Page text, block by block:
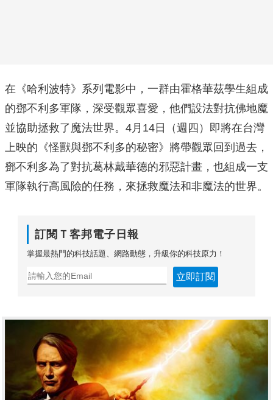
在《哈利波特》系列電影中， 一群由霍格華茲學生組成
的鄧不利多軍隊，深受觀眾喜愛， 他們設法對抗佛地魔
並協助拯救了魔法世界。4月14日（週四） 即將在台灣
上映的《怪獸與鄧不利多的秘密》將帶觀眾回到過去，
鄧不利多為了對抗葛林戴華德的邪惡計畫， 也組成一支
軍隊執行高風險的任務，來拯救魔法和非魔法的世界。
訂閱Ｔ客邦電子日報
掌握最熱門的科技話題、網路動態，升級你的科技原力！
立即訂閱